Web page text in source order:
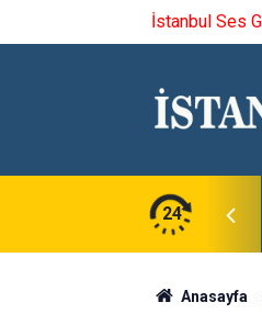
İstanbul Ses
24
CHP Spor Kurulu Üyeleri ile
Anasayfa